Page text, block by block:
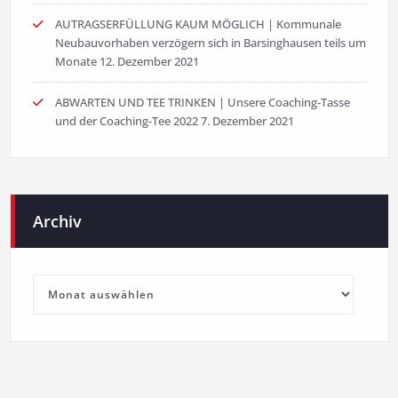
AUTRAGSERFÜLLUNG KAUM MÖGLICH | Kommunale
Neubauvorhaben verzögern sich in Barsinghausen teils um
Monate 12. Dezember 2021
ABWARTEN UND TEE TRINKEN | Unsere Coaching-Tasse
und der Coaching-Tee 20227. Dezember 2021
Archiv